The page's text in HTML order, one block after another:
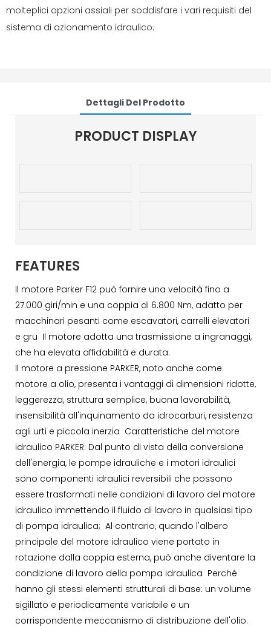
molteplici opzioni assiali per soddisfare i vari requisiti del
sistema di azionamento idraulico.
Dettagli Del Prodotto
PRODUCT DISPLAY
FEATURES
Il motore Parker F12 può fornire una velocità fino a
27.000 giri/min e una coppia di 6.800 Nm, adatto per
macchinari pesanti come escavatori, carrelli elevatori
e gru Il motore adotta una trasmissione a ingranaggi,
che ha elevata affidabilità e durata.
Il motore a pressione PARKER, noto anche come
motore a olio, presenta i vantaggi di dimensioni ridotte,
leggerezza, struttura semplice, buona lavorabilità,
insensibilità all'inquinamento da idrocarburi, resistenza
agli urti e piccola inerzia Caratteristiche del motore
idraulico PARKER: Dal punto di vista della conversione
dell'energia, le pompe idrauliche e i motori idraulici
sono componenti idraulici reversibili che possono
essere trasformati nelle condizioni di lavoro del motore
idraulico immettendo il fluido di lavoro in qualsiasi tipo
di pompa idraulica; Al contrario, quando l'albero
principale del motore idraulico viene portato in
rotazione dalla coppia esterna, può anche diventare la
condizione di lavoro della pompa idraulica Perché
hanno gli stessi elementi strutturali di base: un volume
sigillato e periodicamente variabile e un
corrispondente meccanismo di distribuzione dell'olio.